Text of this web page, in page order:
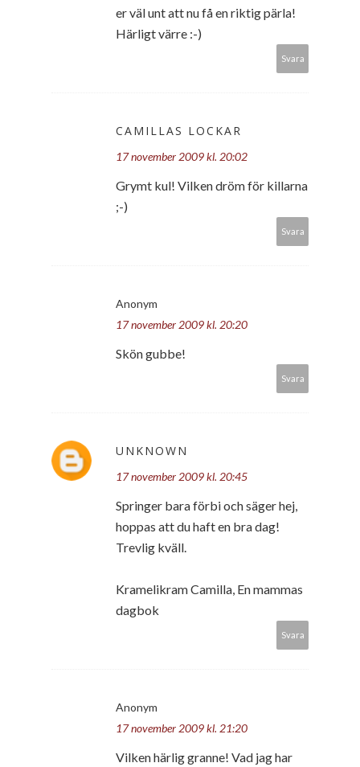
er väl unt att nu få en riktig pärla!
Härligt värre :-)
Svara
CAMILLAS LOCKAR
17 november 2009 kl. 20:02
Grymt kul! Vilken dröm för killarna
;-)
Svara
Anonym
17 november 2009 kl. 20:20
Skön gubbe!
Svara
UNKNOWN
17 november 2009 kl. 20:45
Springer bara förbi och säger hej,
hoppas att du haft en bra dag!
Trevlig kväll.
Kramelikram Camilla, En mammas
dagbok
Svara
Anonym
17 november 2009 kl. 21:20
Vilken härlig granne! Vad jag har